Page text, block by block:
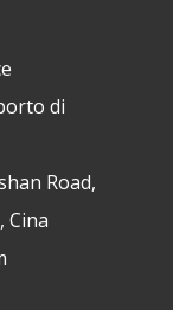
di
Road,
Cina